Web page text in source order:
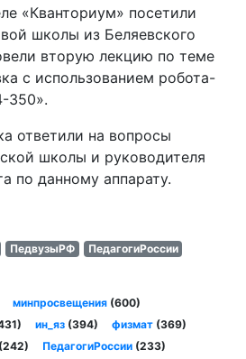
«Кванториум» посетили
школы из Беляевского
вторую лекцию по теме
с использованием робота-
350».
ответили на вопросы
школы и руководителя
по данному аппарату.
ПедвузыРФ ПедагогиРоссии
минпросвещения(600)
ин_яз(394) физмат(369)
(242) ПедагогиРоссии(233)